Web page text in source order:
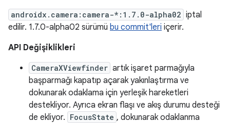
androidx.camera:camera-*:1.7.0-alpha02 iptal
edilir. 1.7.0-alpha02 sürümü bu commit'leri içerir.
API Değişiklikleri
CameraXViewfinder artık işaret parmağıyla
başparmağı kapatıp açarak yakınlaştırma ve
dokunarak odaklama için yerleşik hareketleri
destekliyor. Ayrıca ekran flaşı ve akış durumu desteği
de ekliyor. FocusState , dokunarak odaklanma